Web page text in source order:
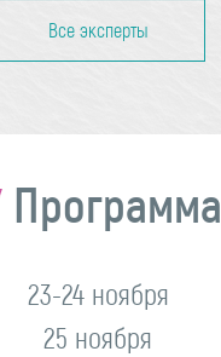
Все эксперты
Программа
23-24 ноября
25 ноября